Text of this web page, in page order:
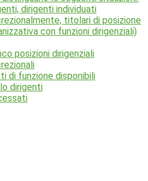
dirigenti individuati
titolari di posizione
con funzioni dirigenziali)
posizioni dirigenziali
di funzione disponibili
dirigenti